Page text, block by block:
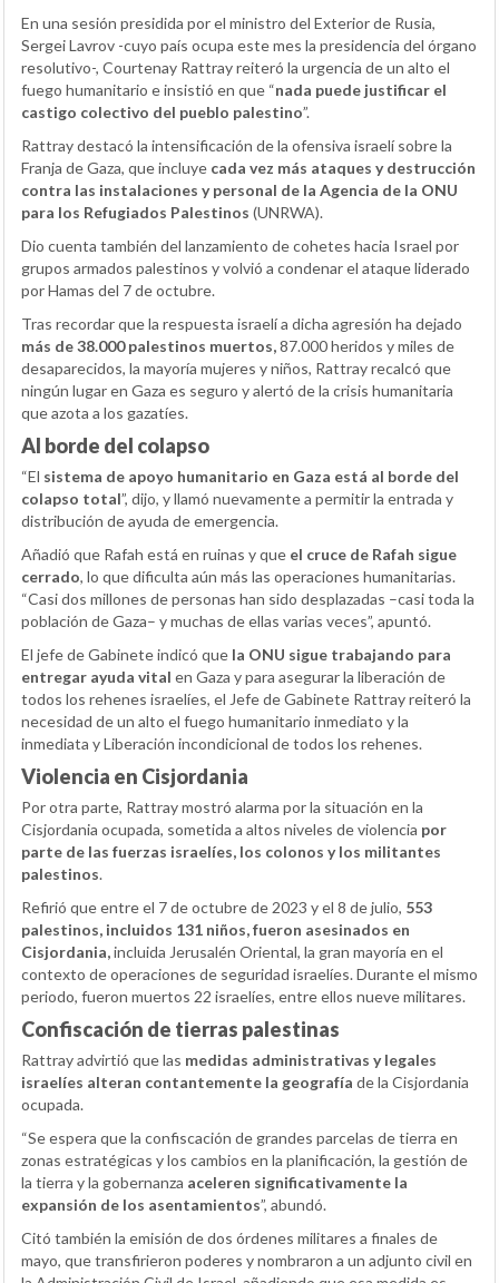
En una sesión presidida por el ministro del Exterior de Rusia,
Sergei Lavrov -cuyo país ocupa este mes la presidencia del órgano
resolutivo-, Courtenay Rattray reiteró la urgencia de un alto el
fuego humanitario e insistió en que “nada puede justificar el
castigo colectivo del pueblo palestino”.
Rattray destacó la intensificación de la ofensiva israelí sobre la
Franja de Gaza, que incluye cada vez más ataques y destrucción
contra las instalaciones y personal de la Agencia de la ONU
para los Refugiados Palestinos (UNRWA).
Dio cuenta también del lanzamiento de cohetes hacia Israel por
grupos armados palestinos y volvió a condenar el ataque liderado
por Hamas del 7 de octubre.
Tras recordar que la respuesta israelí a dicha agresión ha dejado
más de 38.000 palestinos muertos,87.000 heridos y miles de
desaparecidos, la mayoría mujeres y niños, Rattray recalcó que
ningún lugar en Gaza es seguro y alertó de la crisis humanitaria
que azota a los gazatíes.
Al borde del colapso
“El sistema de apoyo humanitario en Gaza está al borde del
colapso total”, dijo, y llamó nuevamente a permitir la entrada y
distribución de ayuda de emergencia.
Añadió que Rafah está en ruinas y que el cruce de Rafah sigue
cerrado, lo que dificulta aún más las operaciones humanitarias.
“Casi dos millones de personas han sido desplazadas –casi toda la
población de Gaza– y muchas de ellas varias veces”, apuntó.
El jefe de Gabinete indicó que la ONU sigue trabajando para
entregar ayuda vital en Gaza y para asegurar la liberación de
todos los rehenes israelíes, el Jefe de Gabinete Rattray reiteró la
necesidad de un alto el fuego humanitario inmediato y la
inmediata y Liberación incondicional de todos los rehenes.
Violencia en Cisjordania
Por otra parte, Rattray mostró alarma por la situación en la
Cisjordania ocupada, sometida a altos niveles de violencia por
parte de las fuerzas israelíes, los colonos y los militantes
palestinos.
Refirió que entre el 7 de octubre de 2023 y el 8 de julio, 553
palestinos, incluidos 131 niños, fueron asesinados en
Cisjordania,incluida Jerusalén Oriental, la gran mayoría en el
contexto de operaciones de seguridad israelíes. Durante el mismo
periodo, fueron muertos 22 israelíes, entre ellos nueve militares.
Confiscación de tierras palestinas
Rattray advirtió que las medidas administrativas y legales
israelíes alteran contantemente la geografía de la Cisjordania
ocupada.
“Se espera que la confiscación de grandes parcelas de tierra en
zonas estratégicas y los cambios en la planificación, la gestión de
la tierra y la gobernanza aceleren significativamente la
expansión de los asentamientos”, abundó.
Citó también la emisión de dos órdenes militares a finales de
mayo, que transfirieron poderes y nombraron a un adjunto civil en